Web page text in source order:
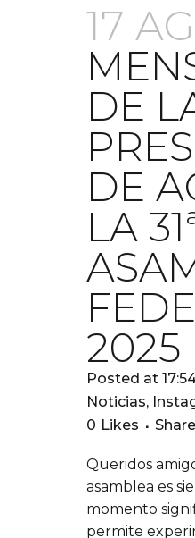
17
DE
DE
LA
2025
Posted at
Noticias,
0 Likes Share
Queridos
asamblea es
momento
permite